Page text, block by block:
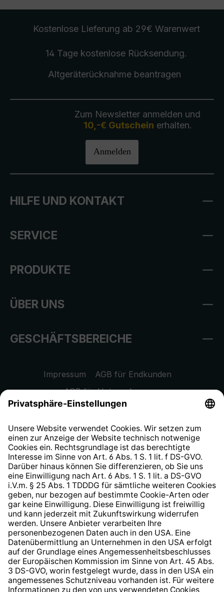
Kostenlose Lieferung ab 29€ Warenwert
14 Tage kostenlose Rücksendung.
Altgeräterücknahmebeantragen
Zum Newsletter anmelden und
10,-€ Gutschein erhalten.
Anmelden
HILFE UND KONTAKT
SERVICE
PRODUKTE
ÜBER UNS
GESCHÄFTSBEREICHE
Impressum
AGB für Endkunden
AGB für Unternehmen
Datenschutzhinweis
Widerrufsrecht
Hinweisgeberschutzsystem
Barrierefreiheit